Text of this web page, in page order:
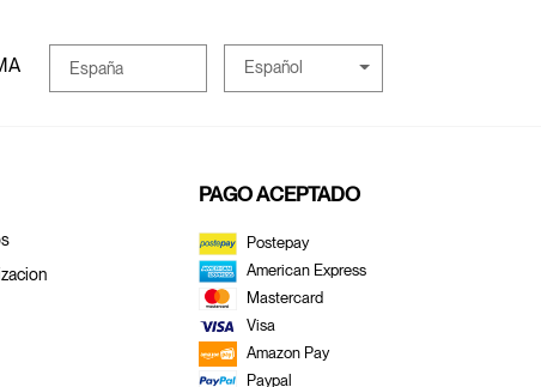
España Español
PAGO ACEPTADO
Postepay
American Express
Mastercard
Visa
Amazon Pay
Paypal